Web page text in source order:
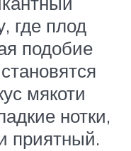
где плод
подобие
мякоти
нотки,
приятный.